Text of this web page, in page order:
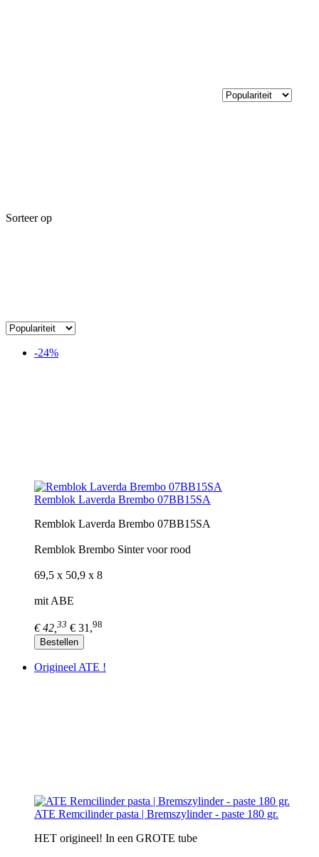
Sorteer op
-24%
Remblok Laverda Brembo 07BB15SA
Remblok Laverda Brembo 07BB15SA
Remblok Brembo Sinter voor rood
69,5 x 50,9 x 8
mit ABE
€ 42, 33 € 31,98
Bestellen
Origineel ATE !
ATE Remcilinder pasta | Bremszylinder - paste 180 gr.
HET origineel! In een GROTE tube